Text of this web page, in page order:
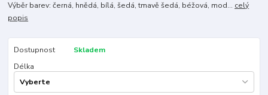
Výběr barev: černá, hnědá, bílá, šedá, tmavě šedá, béžová, mod... celý
popis
Dostupnost
Skladem
Délka